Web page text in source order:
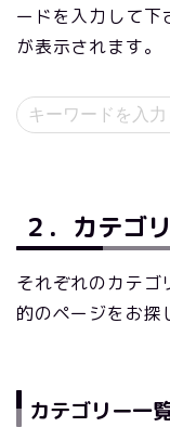
ードを入力して下
が表示されます。
２．カテゴ
それぞれのカテゴ
的のページをお探
カテゴリー一